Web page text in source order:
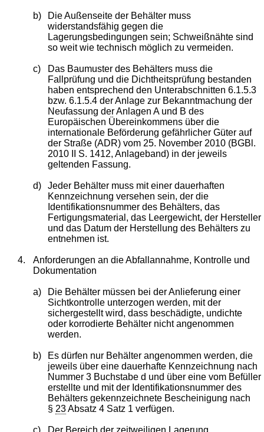
b)
Die Außenseite der Behälter muss
widerstandsfähig gegen die
Lagerungsbedingungen sein; Schweißnähte sind
so weit wie technisch möglich zu vermeiden.
c)
Das Baumuster des Behälters muss die
Fallprüfung und die Dichtheitsprüfung bestanden
haben entsprechend den Unterabschnitten 6.1.5.3
bzw. 6.1.5.4 der Anlage zur Bekanntmachung der
Neufassung der Anlagen A und B des
Europäischen Übereinkommens über die
internationale Beförderung gefährlicher Güter auf
der Straße (ADR) vom 25. November 2010 (BGBl.
2010 II S. 1412, Anlageband) in der jeweils
geltenden Fassung.
d)
Jeder Behälter muss mit einer dauerhaften
Kennzeichnung versehen sein, der die
Identifikationsnummer des Behälters, das
Fertigungsmaterial, das Leergewicht, der Hersteller
und das Datum der Herstellung des Behälters zu
entnehmen ist.
4.
Anforderungen an die Abfallannahme, Kontrolle und
Dokumentation
a)
Die Behälter müssen bei der Anlieferung einer
Sichtkontrolle unterzogen werden, mit der
sichergestellt wird, dass beschädigte, undichte
oder korrodierte Behälter nicht angenommen
werden.
b)
Es dürfen nur Behälter angenommen werden, die
jeweils über eine dauerhafte Kennzeichnung nach
Nummer 3 Buchstabe d und über eine vom Befüller
erstellte und mit der Identifikationsnummer des
Behälters gekennzeichnete Bescheinigung nach
§ 23Absatz 4 Satz 1 verfügen.
c)
Der Bereich der zeitweiligen Lagerung